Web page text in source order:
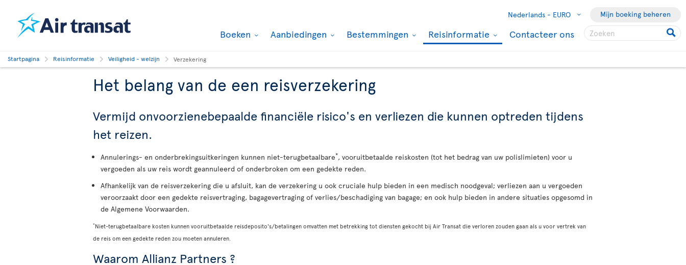
Nederlands - EURO Mijn boeking beheren
Boeken Aanbiedingen Bestemmingen Reisinformatie Contacteer ons
Startpagina Reisinformatie Veiligheid - welzijn Verzekering
Het belang van de een reisverzekering
Vermijd onvoorzienebepaalde financiële risico's en verliezen die kunnen optreden tijdens
het reizen.
Annulerings- en onderbrekingsuitkeringen kunnen niet-terugbetaalbare*, vooruitbetaalde reiskosten (tot het bedrag van uw polislimieten) voor u
vergoeden als uw reis wordt geannuleerd of onderbroken om een gedekte reden.
Afhankelijk van de reisverzekering die u afsluit, kan de verzekering u ook cruciale hulp bieden in een medisch noodgeval; verliezen aan u vergoeden
veroorzaakt door een gedekte reisvertraging, bagagevertraging of verlies/beschadiging van bagage; en ook hulp bieden in andere situaties opgesomd in
de Algemene Voorwaarden.
*Niet-terugbetaalbare kosten kunnen vooruitbetaalde reisdeposito's/betalingen omvatten met betrekking tot diensten gekocht bij Air Transat die verloren zouden gaan als u voor vertrek van
de reis om een gedekte reden zou moeten annuleren.
Waarom Allianz Partners ?